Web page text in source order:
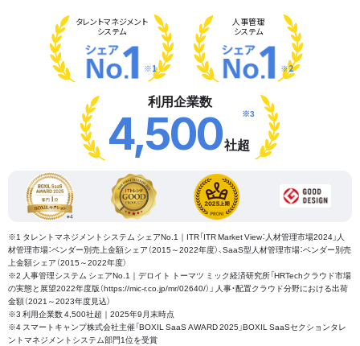
タレントマネジメント
システム
※1
人事管理
システム
※2
利用企業数
4,500社超
※3
※1 タレントマネジメントシステム シェアNo.1｜ITR「ITR Market View：人材管理市場2024」人
材管理市場：ベンダー別売上金額シェア（2015～2022年度）、SaaS型人材管理市場：ベンダー別売
上金額シェア（2015～2022年度）
※2 人事管理システム シェアNo.1｜デロイト トーマツ ミック経済研究所「HRTechクラウド市場
の実態と展望2022年度版（https://mic-r.co.jp/mr/02640/）」 人事・配置クラウド分野における出荷
金額（2021～2023年度見込）
※3 利用企業数 4,500社超｜2025年9月末時点
※4 スマートキャンプ株式会社主催「BOXIL SaaS AWARD 2025」BOXIL SaaSセクションタレ
ントマネジメントシステム部門1位を受賞